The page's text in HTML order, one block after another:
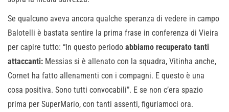
Se qualcuno aveva ancora qualche speranza di vedere in campo
Balotelli è bastata sentire la prima frase in conferenza di Vieira
per capire tutto: “In questo periodo abbiamo recuperato tanti
attaccanti: Messias si è allenato con la squadra, Vitinha anche,
Cornet ha fatto allenamenti con i compagni. E questo è una
cosa positiva. Sono tutti convocabili”. E se non c’era spazio
prima per SuperMario, con tanti assenti, figuriamoci ora.